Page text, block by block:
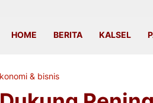
HOME BERITA KALSEL
& bisnis